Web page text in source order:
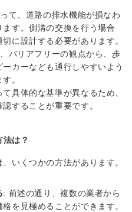
て、道路の排水機能が損なわ
す。側溝の交換を行う場合
に設計する必要があります。
バリアフリーの観点から、歩
カーなども通行しやすいよう
。
具体的な基準が異なるため、
することが重要です。
は？
いくつかの方法があります。
: 前述の通り、複数の業者から
を見極めることができます。